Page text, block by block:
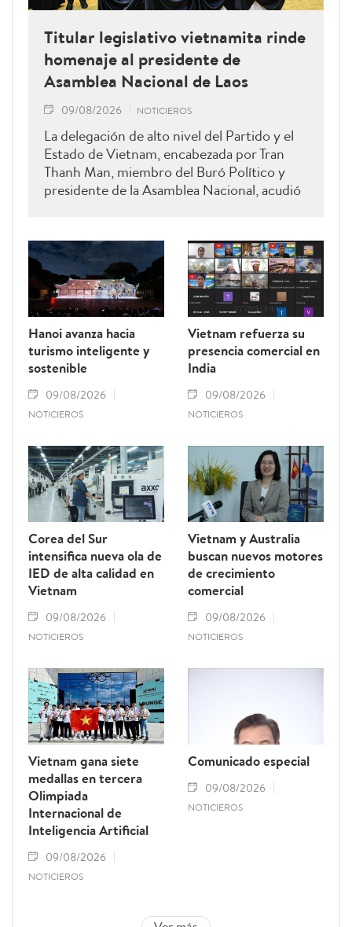
Titular legislativo vietnamita rinde
homenaje al presidente de
Asamblea Nacional de Laos
09/08/2026 NOTICIEROS
La delegación de alto nivel del Partido y el
Estado de Vietnam, encabezada por Tran
Thanh Man, miembro del Buró Político y
presidente de la Asamblea Nacional, acudió
presidente de la Asamblea Nacional de Laos.
Hanoi avanza hacia
turismo inteligente y
sostenible
09/08/2026
NOTICIEROS
Vietnam refuerza su
presencia comercial en
India
09/08/2026
NOTICIEROS
Corea del Sur
intensifica nueva ola de
IED de alta calidad en
Vietnam
09/08/2026
NOTICIEROS
Vietnam y Australia
buscan nuevos motores
de crecimiento
comercial
09/08/2026
NOTICIEROS
Vietnam gana siete
medallas en tercera
Olimpiada
Internacional de
Inteligencia Artificial
09/08/2026
NOTICIEROS
Comunicado especial
09/08/2026
NOTICIEROS